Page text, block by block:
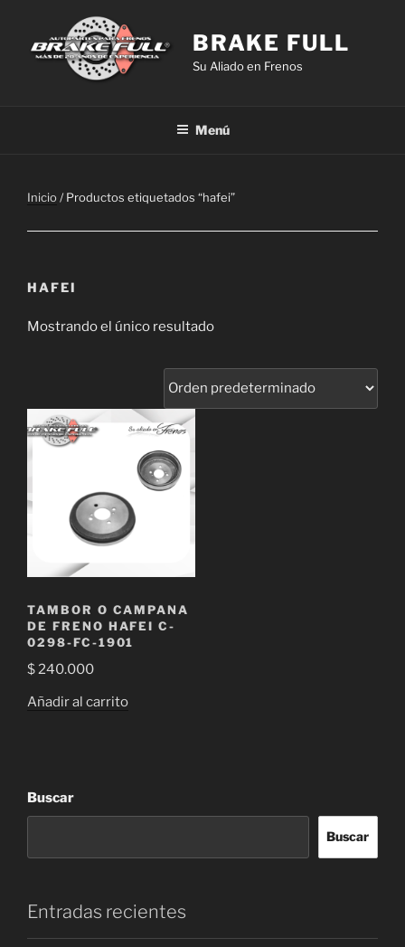
contenido
BRAKE FULL
Su Aliado en Frenos
Menú
Inicio/ Productos etiquetados “hafei”
HAFEI
Mostrando el único resultado
TAMBOR O CAMPANA
DE FRENO HAFEI C-
0298-FC-1901
$240.000
Añadir al carrito
Buscar
Buscar
Entradas recientes